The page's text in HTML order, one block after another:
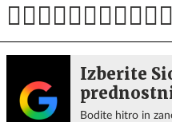
Izberite
Bodite hitro in